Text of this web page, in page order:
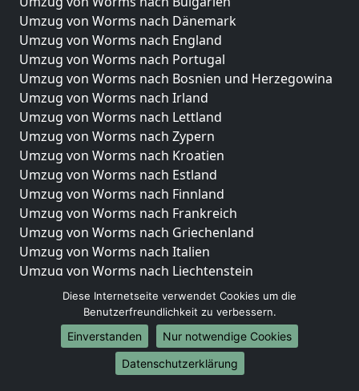
Umzug von Worms nach Dänemark
Umzug von Worms nach England
Umzug von Worms nach Portugal
Umzug von Worms nach Bosnien und Herzegowina
Umzug von Worms nach Irland
Umzug von Worms nach Lettland
Umzug von Worms nach Zypern
Umzug von Worms nach Kroatien
Umzug von Worms nach Estland
Umzug von Worms nach Finnland
Umzug von Worms nach Frankreich
Umzug von Worms nach Griechenland
Umzug von Worms nach Italien
Umzug von Worms nach Liechtenstein
Umzug von Worms nach Luxemburg
Umzug von Worms nach Niederlande
Umzug von Worms nach Norwegen
Umzüge-Deutschlandweit
Diese Internetseite verwendet Cookies um die
Benutzerfreundlichkeit zu verbessern.
Einverstanden
Nur notwendige Cookies
Datenschutzerklärung